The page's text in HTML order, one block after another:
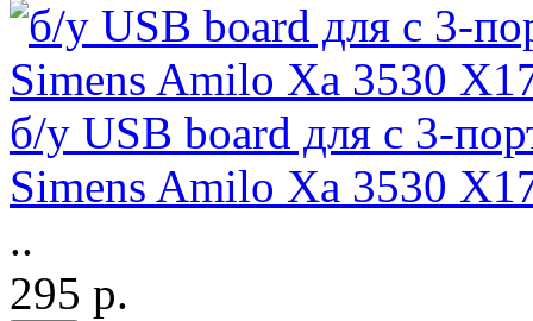
б/у USB board для с 3-
Simens Amilo Xa 3530
..
295 р.